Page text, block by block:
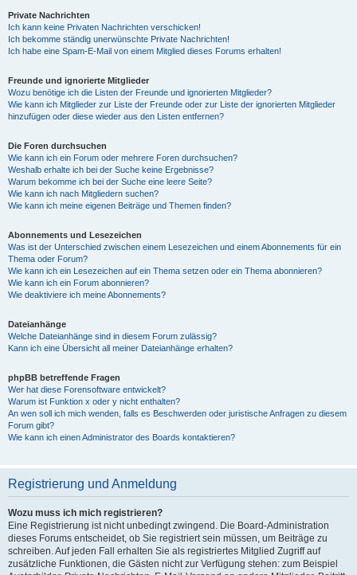
Private Nachrichten
Ich kann keine Privaten Nachrichten verschicken!
Ich bekomme ständig unerwünschte Private Nachrichten!
Ich habe eine Spam-E-Mail von einem Mitglied dieses Forums erhalten!
Freunde und ignorierte Mitglieder
Wozu benötige ich die Listen der Freunde und ignorierten Mitglieder?
Wie kann ich Mitglieder zur Liste der Freunde oder zur Liste der ignorierten Mitglieder
hinzufügen oder diese wieder aus den Listen entfernen?
Die Foren durchsuchen
Wie kann ich ein Forum oder mehrere Foren durchsuchen?
Weshalb erhalte ich bei der Suche keine Ergebnisse?
Warum bekomme ich bei der Suche eine leere Seite?
Wie kann ich nach Mitgliedern suchen?
Wie kann ich meine eigenen Beiträge und Themen finden?
Abonnements und Lesezeichen
Was ist der Unterschied zwischen einem Lesezeichen und einem Abonnements für ein
Thema oder Forum?
Wie kann ich ein Lesezeichen auf ein Thema setzen oder ein Thema abonnieren?
Wie kann ich ein Forum abonnieren?
Wie deaktiviere ich meine Abonnements?
Dateianhänge
Welche Dateianhänge sind in diesem Forum zulässig?
Kann ich eine Übersicht all meiner Dateianhänge erhalten?
phpBB betreffende Fragen
Wer hat diese Forensoftware entwickelt?
Warum ist Funktion x oder y nicht enthalten?
An wen soll ich mich wenden, falls es Beschwerden oder juristische Anfragen zu diesem
Forum gibt?
Wie kann ich einen Administrator des Boards kontaktieren?
Registrierung und Anmeldung
Wozu muss ich mich registrieren?
Eine Registrierung ist nicht unbedingt zwingend. Die Board-Administration
dieses Forums entscheidet, ob Sie registriert sein müssen, um Beiträge zu
schreiben. Auf jeden Fall erhalten Sie als registriertes Mitglied Zugriff auf
zusätzliche Funktionen, die Gästen nicht zur Verfügung stehen: zum Beispiel